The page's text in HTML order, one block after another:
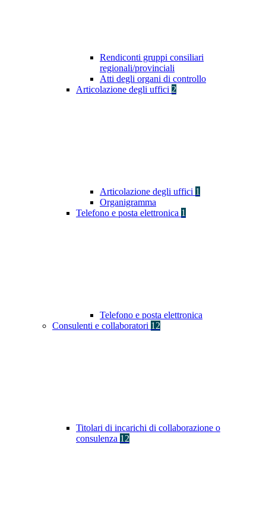
Rendiconti gruppi consiliari
regionali/provinciali
Atti degli organi di controllo
Articolazione degli uffici 2
Articolazione degli uffici 1
Organigramma
Telefono e posta elettronica 1
Telefono e posta elettronica
Consulenti e collaboratori 12
Titolari di incarichi di collaborazione o
consulenza 12